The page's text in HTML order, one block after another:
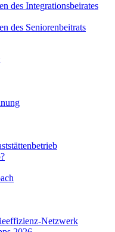
des Integrationsbeirates
des Seniorenbeitrats
Netzwerk